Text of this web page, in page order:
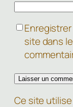
site dans
Ce site